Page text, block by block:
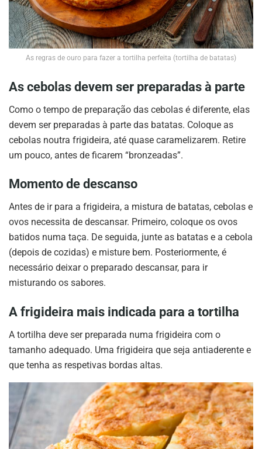
As regras de ouro para fazer a tortilha perfeita (tortilha de batatas)
As cebolas devem ser preparadas à parte
Como o tempo de preparação das cebolas é diferente, elas
devem ser preparadas à parte das batatas. Coloque as
cebolas noutra frigideira, até quase caramelizarem. Retire
um pouco, antes de ficarem “bronzeadas”.
Momento de descanso
Antes de ir para a frigideira, a mistura de batatas, cebolas e
ovos necessita de descansar. Primeiro, coloque os ovos
batidos numa taça. De seguida, junte as batatas e a cebola
(depois de cozidas) e misture bem. Posteriormente, é
necessário deixar o preparado descansar, para ir
misturando os sabores.
A frigideira mais indicada para a tortilha
A tortilha deve ser preparada numa frigideira com o
tamanho adequado. Uma frigideira que seja antiaderente e
que tenha as respetivas bordas altas.